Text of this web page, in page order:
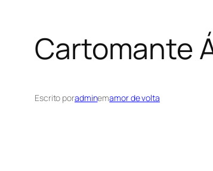
Cartomante
Escrito poradminemamor de volta